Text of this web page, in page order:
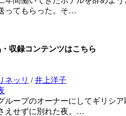
ってもらった。そ…
収録コンテンツはこちら
ネッリ /井上洋子
ループのオーナーにしてギリシ
せずに別れた夜。…